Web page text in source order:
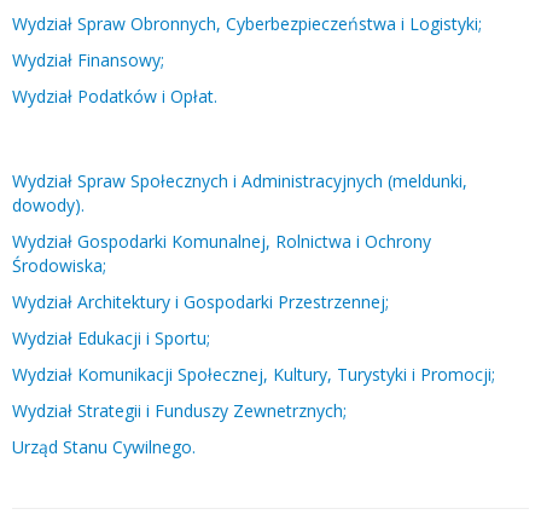
Wydział Spraw Obronnych, Cyberbezpieczeństwa i Logistyki;
Wydział Finansowy;
Wydział Podatków i Opłat.
Wydział Spraw Społecznych i Administracyjnych (meldunki,
dowody).
Wydział Gospodarki Komunalnej, Rolnictwa i Ochrony
Środowiska;
Wydział Architektury i Gospodarki Przestrzennej;
Wydział Edukacji i Sportu;
Wydział Komunikacji Społecznej, Kultury, Turystyki i Promocji;
Wydział Strategii i Funduszy Zewnetrznych;
Urząd Stanu Cywilnego.